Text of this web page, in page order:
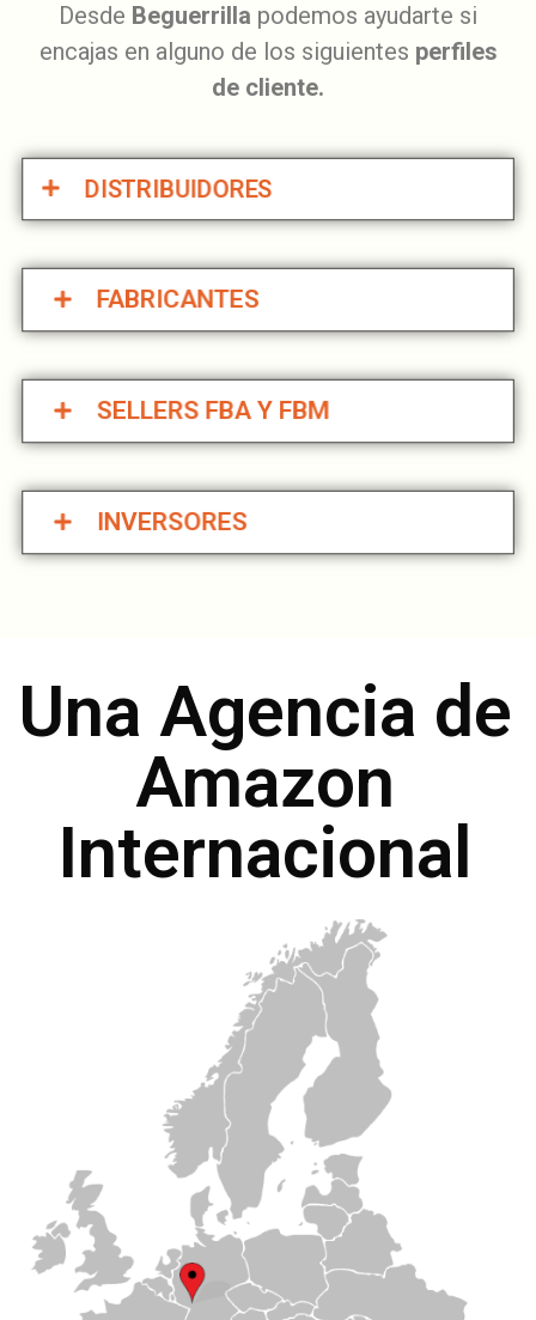
Desde Beguerrilla podemos ayudarte si
encajas en alguno de los siguientes perfiles
de cliente.
DISTRIBUIDORES
FABRICANTES
SELLERS FBA Y FBM
INVERSORES
Una Agencia de
Amazon
Internacional